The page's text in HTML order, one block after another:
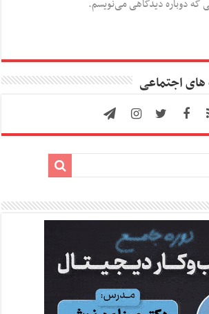
که دوباره دیدگاهی می‌نویسم.
اجتماعی